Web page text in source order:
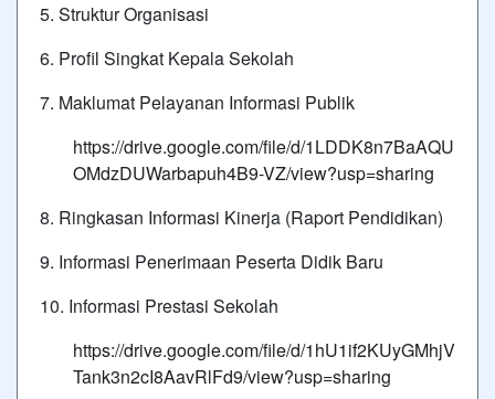
5. Struktur Organisasi
6. Profil Singkat Kepala Sekolah
7. Maklumat Pelayanan Informasi Publik
https://drive.google.com/file/d/1LDDK8n7BaAQU
OMdzDUWarbapuh4B9-VZ/view?usp=sharing
8. Ringkasan Informasi Kinerja (Raport Pendidikan)
9. Informasi Penerimaan Peserta Didik Baru
10. Informasi Prestasi Sekolah
https://drive.google.com/file/d/1hU1if2KUyGMhjV
Tank3n2cI8AavRlFd9/view?usp=sharing